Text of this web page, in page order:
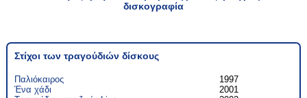
δισκογραφία
Στίχοι των τραγούδιών δίσκους
Παλιόκαιρος
1997
Ένα χάδι
2001